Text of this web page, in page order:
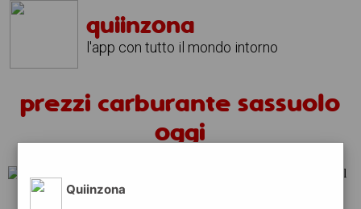
quiinzona
l'app con tutto il mondo intorno
prezzi carburante sassuolo
oggi
Quiinzona